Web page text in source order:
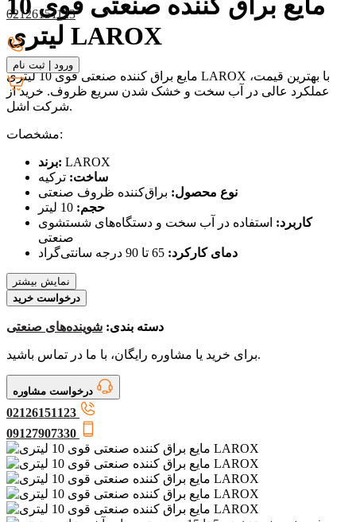
02126151123
ورود | ثبت نام
مایع براق کننده صنعتی قوی 10
لیتری LAROX
مایع براق کننده صنعتی قوی 10 لیتری LAROX با بهترین قیمت،
عملکرد عالی در آب سخت و خشک شدن سریع ظروف. خرید از
شرکت اشل.
مشخصات:
برند: LAROX
ساخت: ترکیه
نوع محصول: براق‌کننده ظروف صنعتی
حجم:
کاربرد: استفاده در آب سخت و دستگاه‌های شستشوی
صنعتی
دمای کارکرد:
نمایش بیشتر
درخواست خرید
دسته بندی: شوینده‌های صنعتی
برای خرید یا مشاوره رایگان، با ما در تماس باشید.
درخواست مشاوره
02126151123
09127907330